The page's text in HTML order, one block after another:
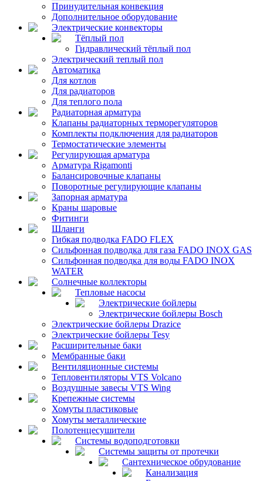
Принудительная конвекция
Дополнительное оборудование
Электрические конвекторы
Тёплый пол
Гидравлический тёплый пол
Электрический теплый пол
Автоматика
Для котлов
Для радиаторов
Для теплого пола
Радиаторная арматура
Клапаны радиаторных терморегуляторов
Комплекты подключения для радиаторов
Термостатические элементы
Регулирующая арматура
Арматура Rigamonti
Балансировочные клапаны
Поворотные регулирующие клапаны
Запорная арматура
Краны шаровые
Фитинги
Шланги
Гибкая подводка FADO FLEX
Сильфонная подводка для газа FADO INOX GAS
Сильфонная подводка для воды FADO INOX
WATER
Солнечные коллекторы
Тепловые насосы
Электрические бойлеры
Электрические бойлеры Bosch
Электрические бойлеры Drazice
Электрические бойлеры Tesy
Расширительные баки
Мембранные баки
Вентиляционные системы
Тепловентиляторы VTS Volcano
Воздушные завесы VTS Wing
Крепежные системы
Хомуты пластиковые
Хомуты металлические
Полотенцесушители
Системы водоподготовки
Системы защиты от протечки
Сантехническое обрудование
Канализация